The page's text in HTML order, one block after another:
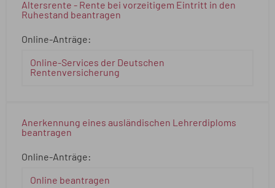
Altersrente - Rente bei vorzeitigem Eintritt in den
Ruhestand beantragen
Online-Anträge:
Online-Services der Deutschen
Rentenversicherung
Anerkennung eines ausländischen Lehrerdiploms
beantragen
Online-Anträge:
Online beantragen